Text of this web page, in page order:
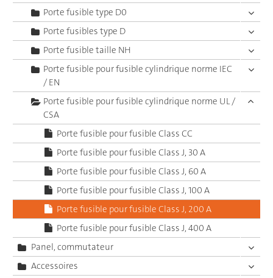
Porte fusible type D0
Porte fusibles type D
Porte fusible taille NH
Porte fusible pour fusible cylindrique norme IEC
/ EN
Porte fusible pour fusible cylindrique norme UL /
CSA
Porte fusible pour fusible Class CC
Porte fusible pour fusible Class J, 30 A
Porte fusible pour fusible Class J, 60 A
Porte fusible pour fusible Class J, 100 A
Porte fusible pour fusible Class J, 200 A
Porte fusible pour fusible Class J, 400 A
Panel, commutateur
Accessoires